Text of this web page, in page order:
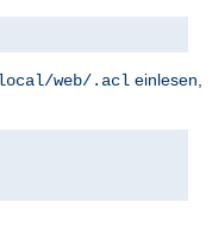
web/.acl einlesen,